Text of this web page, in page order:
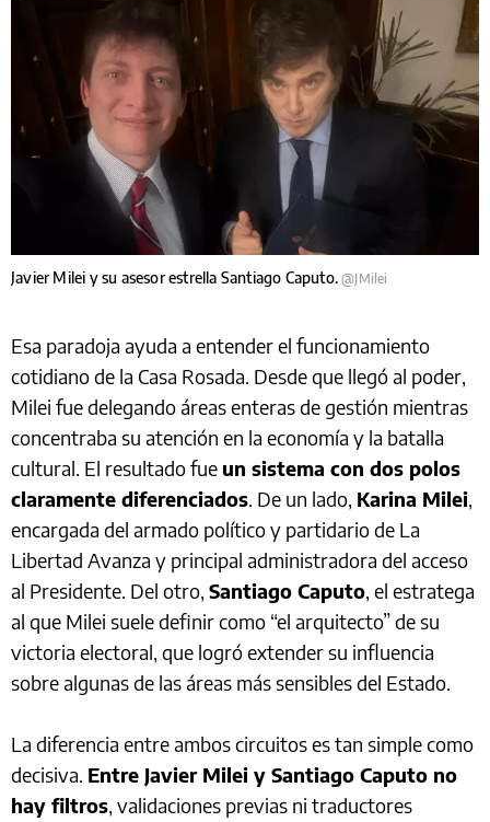
Javier Milei y su asesor estrella Santiago Caputo.@JMilei
Esa paradoja ayuda a entender el funcionamiento
cotidiano de la Casa Rosada. Desde que llegó al poder,
Milei fue delegando áreas enteras de gestión mientras
concentraba su atención en la economía y la batalla
cultural. El resultado fue un sistema con dos polos
claramente diferenciados. De un lado, Karina Milei,
encargada del armado político y partidario de La
Libertad Avanza y principal administradora del acceso
al Presidente. Del otro, Santiago Caputo, el estratega
al que Milei suele definir como “el arquitecto” de su
victoria electoral, que logró extender su influencia
sobre algunas de las áreas más sensibles del Estado.
La diferencia entre ambos circuitos es tan simple como
decisiva. Entre Javier Milei y Santiago Caputo no
hay filtros, validaciones previas ni traductores